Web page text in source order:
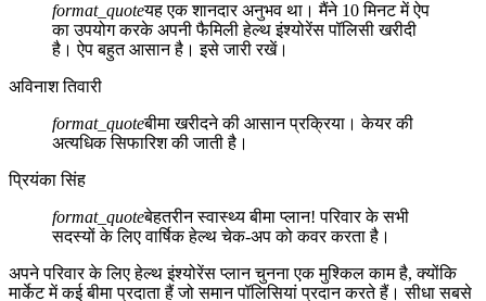
format_quoteयह एक शानदार अनुभव था। मैंने 10 मिनट में ऐप
का उपयोग करके अपनी फैमिली हेल्थ इंश्योरेंस पॉलिसी खरीदी
है। ऐप बहुत आसान है। इसे जारी रखें।
अविनाश तिवारी
format_quoteबीमा खरीदने की आसान प्रक्रिया। केयर की
अत्यधिक सिफारिश की जाती है।
प्रियंका सिंह
format_quoteबेहतरीन स्वास्थ्य बीमा प्लान! परिवार के सभी
सदस्यों के लिए वार्षिक हेल्थ चेक-अप को कवर करता है।
अपने परिवार के लिए हेल्थ इंश्योरेंस प्लान चुनना एक मुश्किल काम है, क्योंकि
मार्केट में कई बीमा प्रदाता हैं जो समान पॉलिसियां प्रदान करते हैं। सीधा सबसे